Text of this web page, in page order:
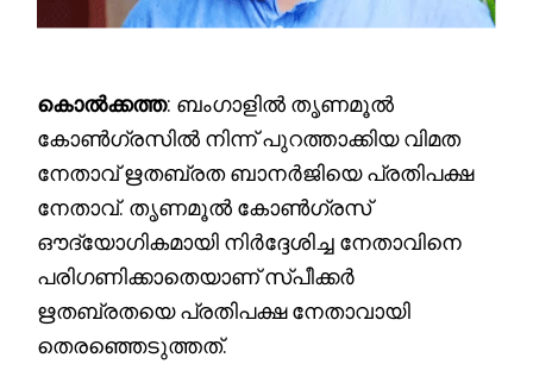
കൊൽക്കത്ത: ബംഗാളിൽ തൃണമൂൽ
കോൺഗ്രസിൽ നിന്ന് പുറത്താക്കിയ വിമത
നേതാവ് ഋതബ്രത ബാനർജിയെ പ്രതിപക്ഷ
നേതാവ്. തൃണമൂൽ കോൺഗ്രസ്
ഔദ്യോഗികമായി നിർദ്ദേശിച്ച നേതാവിനെ
പരിഗണിക്കാതെയാണ് സ്പീക്കർ
ഋതബ്രതയെ പ്രതിപക്ഷ നേതാവായി
തെരഞ്ഞെടുത്തത്.